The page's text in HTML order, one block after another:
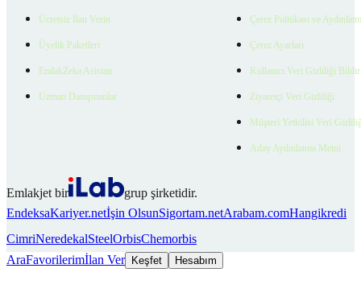
Ücretsiz İlan Verin
Üyelik Paketleri
EmlakZeka Asistan
Uzman Danışmanlar
Çerez Politikası ve
Çerez Ayarları
Kullanıcı Veri Gizliliği
Ziyaretçi Veri Gizliliği
Müşteri Yetkilisi Veri
Aday Aydınlatma Metni
Emlakjet bir
grup şirketidir.
EndeksaKariyer.netİşin OlsunSigortam.netArabam.comHangikredi
CimriNeredekalSteelOrbisChemorbis
AraFavorilerimİlan Ver Keşfet Hesabım